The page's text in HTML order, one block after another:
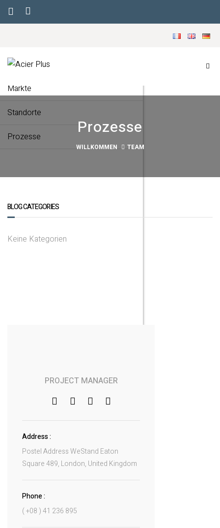
Prozesse
WILLKOMMEN TEAM
BLOG CATEGORIES
Keine Kategorien
PROJECT MANAGER
Address :
Postel Address WeStand Eaton
Square 489, London, United Kingdom
Phone :
( +08 ) 41 236 895
Unser Unternehmen
Märkte
Standorte
Prozesse